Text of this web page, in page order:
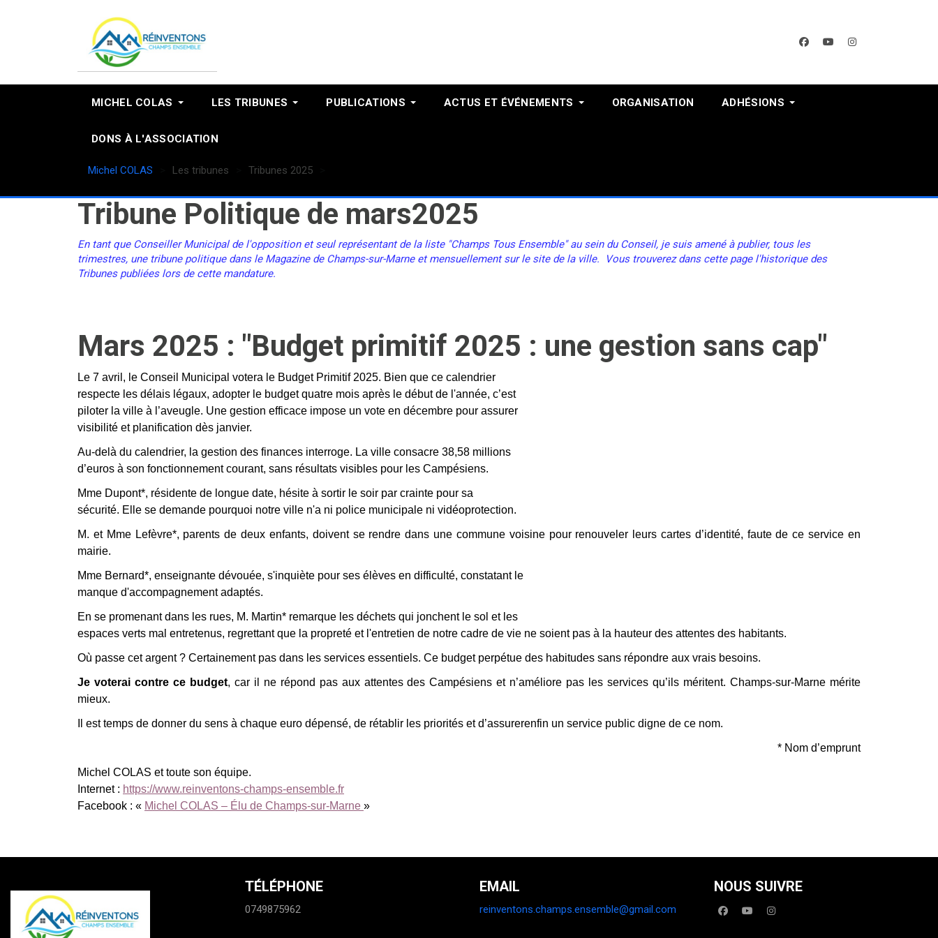
facebookyoutubeinstagram
MICHEL COLAS LES TRIBUNES PUBLICATIONS ACTUS ET ÉVÉNEMENTS ORGANISATION ADHÉSIONS
DONS À L'ASSOCIATION
Michel COLAS Les tribunes Tribunes 2025
Tribune Politique de mars2025
En tant que Conseiller Municipal de l'opposition et seul représentant de la liste "Champs Tous Ensemble" au sein du Conseil, je suis amené à publier, tous les
trimestres, une tribune politique dans le Magazine de Champs-sur-Marne et mensuellement sur le site de la ville. Vous trouverez dans cette page l'historique des
Tribunes publiées lors de cette mandature.
Mars 2025 : "Budget primitif 2025 : une gestion sans cap"
Le 7 avril, le Conseil Municipal votera le Budget Primitif 2025. Bien que ce calendrier
respecte les délais légaux, adopter le budget quatre mois après le début de l'année, c’est
piloter la ville à l’aveugle. Une gestion efficace impose un vote en décembre pour assurer
visibilité et planification dès janvier.
Au-delà du calendrier, la gestion des finances interroge. La ville consacre 38,58 millions
d’euros à son fonctionnement courant, sans résultats visibles pour les Campésiens.
Mme Dupont*, résidente de longue date, hésite à sortir le soir par crainte pour sa
sécurité. Elle se demande pourquoi notre ville n'a ni police municipale ni vidéoprotection.
M. et Mme Lefèvre*, parents de deux enfants, doivent se rendre dans une commune voisine pour renouveler leurs cartes d’identité, faute de ce service en
mairie.
Mme Bernard*, enseignante dévouée, s'inquiète pour ses élèves en difficulté, constatant le
manque d'accompagnement adaptés.
En se promenant dans les rues, M. Martin* remarque les déchets qui jonchent le sol et les
espaces verts mal entretenus, regrettant que la propreté et l'entretien de notre cadre de vie ne soient pas à la hauteur des attentes des habitants.
Où passe cet argent ? Certainement pas dans les services essentiels. Ce budget perpétue des habitudes sans répondre aux vrais besoins.
Je voterai contre ce budget, car il ne répond pas aux attentes des Campésiens et n’améliore pas les services qu’ils méritent. Champs-sur-Marne mérite
mieux.
Il est temps de donner du sens à chaque euro dépensé, de rétablir les priorités et d’assurerenfin un service public digne de ce nom.
* Nom d’emprunt
Michel COLAS et toute son équipe.
Internet : https://www.reinventons-champs-ensemble.fr
Facebook : « Michel COLAS – Élu de Champs-sur-Marne »
TÉLÉPHONE
0749875962
EMAIL
reinventons.champs.ensemble@gmail.com
NOUS SUIVRE
facebookyoutubeinstagram